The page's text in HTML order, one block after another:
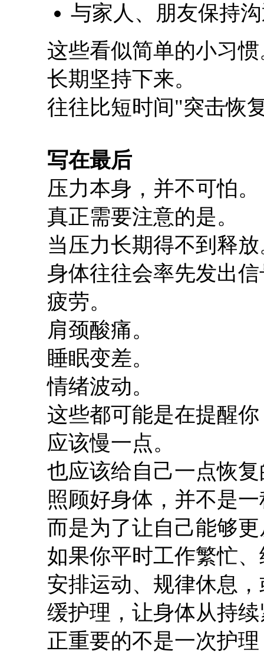
与家人、朋友保持
这些看似简单的小习惯
长期坚持下来。
往往比短时间"突击恢
写在最后
压力本身，并不可怕。
真正需要注意的是。
当压力长期得不到释
身体往往会率先发出
疲劳。
肩颈酸痛。
睡眠变差。
情绪波动。
这些都可能是在提醒你
应该慢一点。
也应该给自己一点恢
照顾好身体，并不是
而是为了让自己能够
如果你平时工作繁忙
安排运动、规律休息
缓护理，让身体从持
正重要的不是一次护